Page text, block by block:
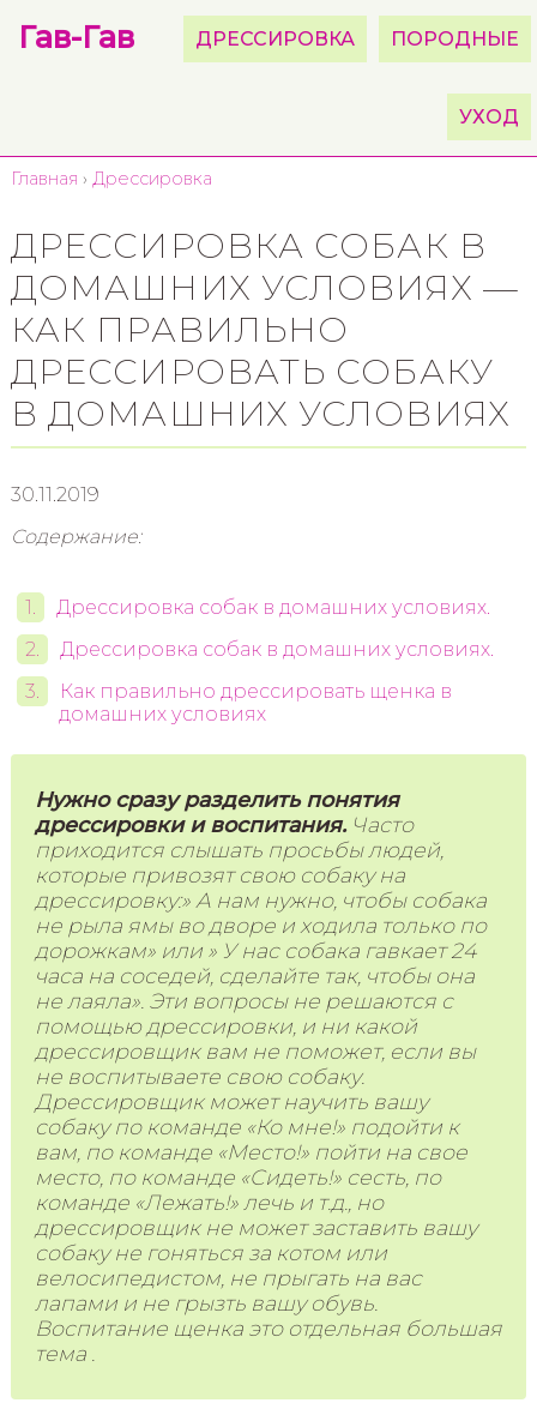
Гав-Гав ДРЕССИРОВКА ПОРОДНЫЕ
УХОД
Главная › Дрессировка
ДРЕССИРОВКА СОБАК В
ДОМАШНИХ УСЛОВИЯХ —
КАК ПРАВИЛЬНО
ДРЕССИРОВАТЬ СОБАКУ
В ДОМАШНИХ УСЛОВИЯХ
30.11.2019
Содержание:
Дрессировка собак в домашних условиях.
Дрессировка собак в домашних условиях.
Как правильно дрессировать щенка в
домашних условиях
Нужно сразу разделить понятия
дрессировки и воспитания.Часто
приходится слышать просьбы людей,
которые привозят свою собаку на
дрессировку:» А нам нужно, чтобы собака
не рыла ямы во дворе и ходила только по
дорожкам» или » У нас собака гавкает 24
часа на соседей, сделайте так, чтобы она
не лаяла». Эти вопросы не решаются с
помощью дрессировки, и ни какой
дрессировщик вам не поможет, если вы
не воспитываете свою собаку.
Дрессировщик может научить вашу
собаку по команде «Ко мне!» подойти к
вам, по команде «Место!» пойти на свое
место, по команде «Сидеть!» сесть, по
команде «Лежать!» лечь и т.д., но
дрессировщик не может заставить вашу
собаку не гоняться за котом или
велосипедистом, не прыгать на вас
лапами и не грызть вашу обувь.
Воспитание щенка это отдельная большая
тема .